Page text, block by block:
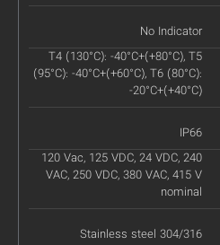
No Indicator
T4 (130°C): -40°C+(+80°C), T5
(95°C): -40°C+(+60°C), T6 (80°C):
-20°C+(+40°C)
IP66
120 Vac, 125 VDC, 24 VDC, 240
VAC, 250 VDC, 380 VAC, 415 V
nominal
Stainless steel 304/316